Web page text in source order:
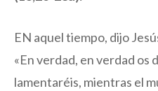
EN aquel tiempo, dijo
«En verdad, en verdad os
lamentaréis, mientras el